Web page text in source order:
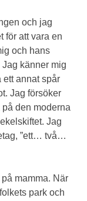
och jag
för att vara en
och hans
känner mig
ett annat spår
Jag försöker
den moderna
Jag
”ett… två…
mamma. När
park och